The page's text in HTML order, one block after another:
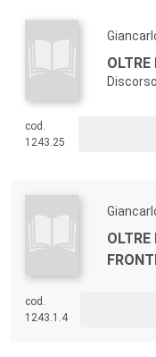
OLTRE
cod.
1243.25
OLTRE
cod.
1243.1.4